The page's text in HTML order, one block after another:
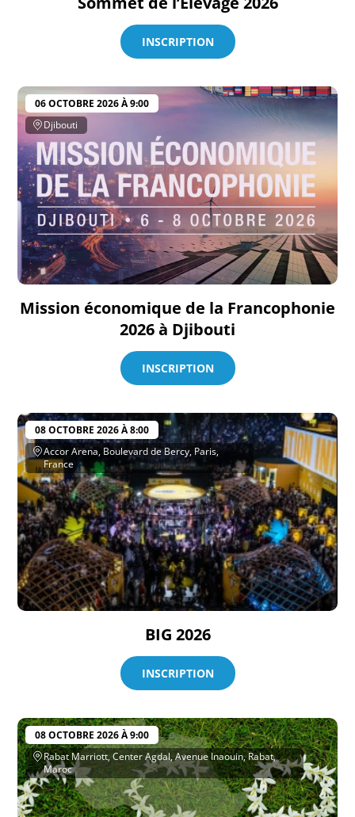
INSCRIPTION
06 OCTOBRE 2026 À 9:00
Djibouti
Mission économique de la Francophonie
2026 à Djibouti
INSCRIPTION
08 OCTOBRE 2026 À 8:00
Accor Arena, Boulevard de Bercy, Paris,
France
BIG 2026
INSCRIPTION
08 OCTOBRE 2026 À 9:00
Rabat Marriott, Center Agdal, Avenue Inaouin, Rabat,
Maroc